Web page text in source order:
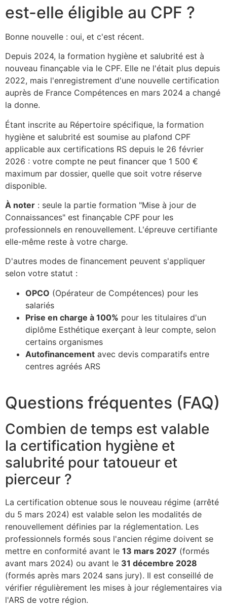
est-elle éligible au CPF ?
Bonne nouvelle : oui, et c'est récent.
Depuis 2024, la formation hygiène et salubrité est à
nouveau finançable via le CPF. Elle ne l'était plus depuis
2022, mais l'enregistrement d'une nouvelle certification
auprès de France Compétences en mars 2024 a changé
la donne.
Étant inscrite au Répertoire spécifique, la formation
hygiène et salubrité est soumise au plafond CPF
applicable aux certifications RS depuis le 26 février
2026 : votre compte ne peut financer que 1 500 €
maximum par dossier, quelle que soit votre réserve
disponible.
À noter : seule la partie formation "Mise à jour de
Connaissances" est finançable CPF pour les
professionnels en renouvellement. L'épreuve certifiante
elle-même reste à votre charge.
D'autres modes de financement peuvent s'appliquer
selon votre statut :
OPCO (Opérateur de Compétences) pour les
salariés
Prise en charge à 100% pour les titulaires d'un
diplôme Esthétique exerçant à leur compte, selon
certains organismes
Autofinancement avec devis comparatifs entre
centres agréés ARS
Questions fréquentes (FAQ)
Combien de temps est valable
la certification hygiène et
salubrité pour tatoueur et
pierceur ?
La certification obtenue sous le nouveau régime (arrêté
du 5 mars 2024) est valable selon les modalités de
renouvellement définies par la réglementation. Les
professionnels formés sous l'ancien régime doivent se
mettre en conformité avant le 13 mars 2027 (formés
avant mars 2024) ou avant le 31 décembre 2028
(formés après mars 2024 sans jury). Il est conseillé de
vérifier régulièrement les mises à jour réglementaires via
l'ARS de votre région.